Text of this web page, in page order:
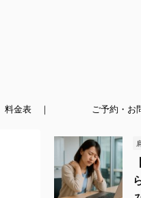
料金表 ｜ ご予約・お